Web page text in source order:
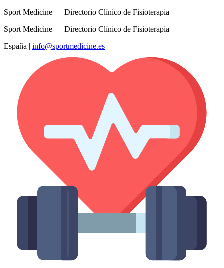
Sport Medicine — Directorio Clínico de Fisioterapia
Sport Medicine — Directorio Clínico de Fisioterapia
España | info@sportmedicine.es